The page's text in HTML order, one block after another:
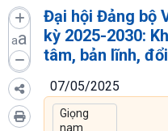
aa
Đại hội Đảng bộ
kỳ 2025-2030:
tâm, bản lĩnh,
07/05/2025